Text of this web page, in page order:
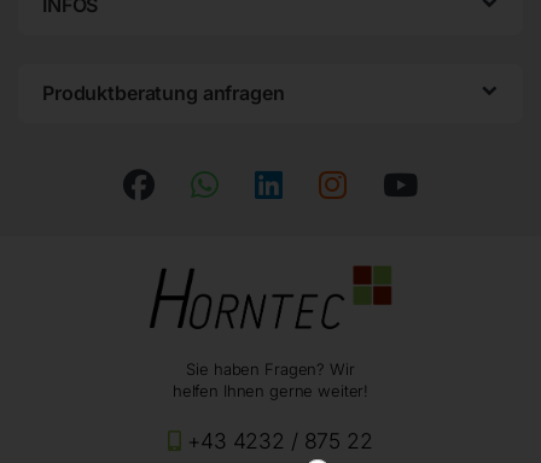
INFOS
Produktberatung anfragen
Sie haben Fragen? Wir
helfen Ihnen gerne weiter!
+43 4232 / 875 22